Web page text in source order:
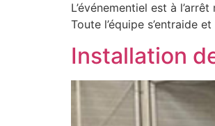
L’événementiel est à
Toute l’équipe s’entraide
Installation